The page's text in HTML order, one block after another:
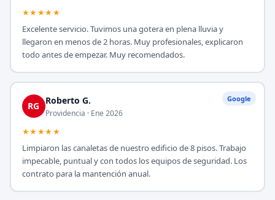
★★★★★
Excelente servicio. Tuvimos una gotera en plena lluvia y
llegaron en menos de 2 horas. Muy profesionales, explicaron
todo antes de empezar. Muy recomendados.
Google
RG Roberto G.
Providencia · Ene 2026
★★★★★
Limpiaron las canaletas de nuestro edificio de 8 pisos. Trabajo
impecable, puntual y con todos los equipos de seguridad. Los
contrato para la mantención anual.